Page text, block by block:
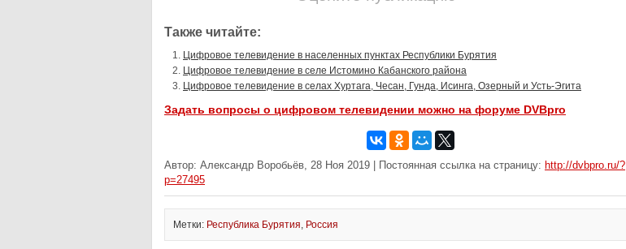
Также читайте:
Цифровое телевидение в населенных пунктах Республики Бурятия
Цифровое телевидение в селе Истомино Кабанского района
Цифровое телевидение в селах Хуртага, Чесан, Гунда, Исинга, Озерный и Усть-Эгита
Задать вопросы о цифровом телевидении можно на форуме DVBpro
Автор: Александр Воробьёв, 28 Ноя 2019 | Постоянная ссылка на страницу: http://dvbpro.ru/?
p=27495
Метки: Республика Бурятия, Россия